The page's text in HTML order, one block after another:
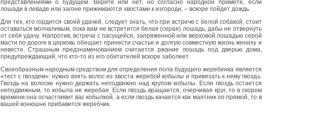
представлениями о будущем. Верите или нет, но согласно народной примете, если
лошади в леваде или загоне прижимаются хвостами к изгороди, – вскоре пойдет дождь.
Для тех, кто гордится своей удачей, следует знать, что при встрече с белой собакой, стоит
оставаться молчаливым, пока вам не встретится белая (серая) лошадь, дабы не отвернуть
от себя удачу. Напротив, встреча с пасущейся, запряженной или верховой лошадью серой
масти по дороге в церковь обещает принести счастье и долгую совместную жизнь жениху и
невесте. Страшным предзнаменованием считается ржание лошадь под дверью дома,
предупреждающий, что кто-то из его обитателей вскоре заболеет.
Своеобразным народным средством для определения пола будущего жеребенка является
«тест с гвоздем»: нужно взять волос из хвоста жеребой кобылы и привязать к нему гвоздь.
Гвоздь на волоске нужно держать неподвижно над крупом кобылы. Если гвоздь остается
неподвижным, то кобыла не жеребая. Если гвоздь вращается, очерчивая круг, то в скором
времени она осчастливит вас кобылкой, а если гвоздь качается как маятник по прямой, то в
вашей конюшне прибавится жеребчик.